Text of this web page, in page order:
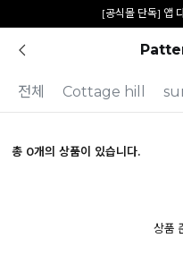
[공식몰 단독] 앱
전체 Cottage hill
총 0개의 상품이 있습니다.
상품